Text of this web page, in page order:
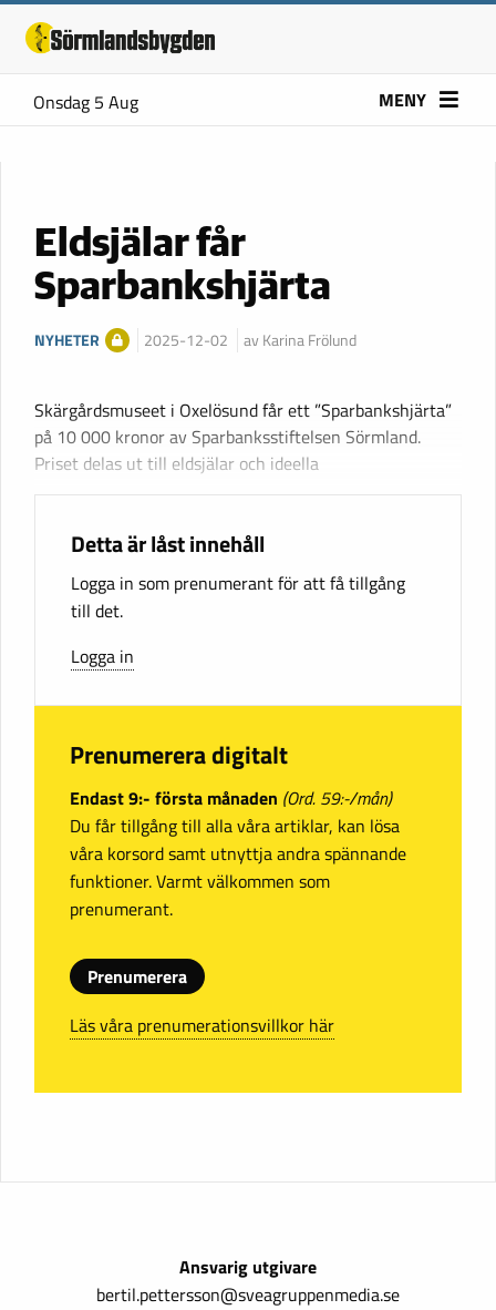
Onsdag 5 Aug MENY
Eldsjälar får
Sparbankshjärta
NYHETER 2025-12-02 av Karina Frölund
Skärgårdsmuseet i Oxelösund får ett ”Sparbankshjärta”
på 10 000 kronor av Sparbanksstiftelsen Sörmland.
Priset delas ut till eldsjälar och ideella
Detta är låst innehåll
Logga in som prenumerant för att få tillgång
till det.
Logga in
Prenumerera digitalt
Endast 9:- första månaden (Ord. 59:-/mån)
Du får tillgång till alla våra artiklar, kan lösa
våra korsord samt utnyttja andra spännande
funktioner. Varmt välkommen som
prenumerant.
Prenumerera
Läs våra prenumerationsvillkor här
Ansvarig utgivare
bertil.pettersson@sveagruppenmedia.se